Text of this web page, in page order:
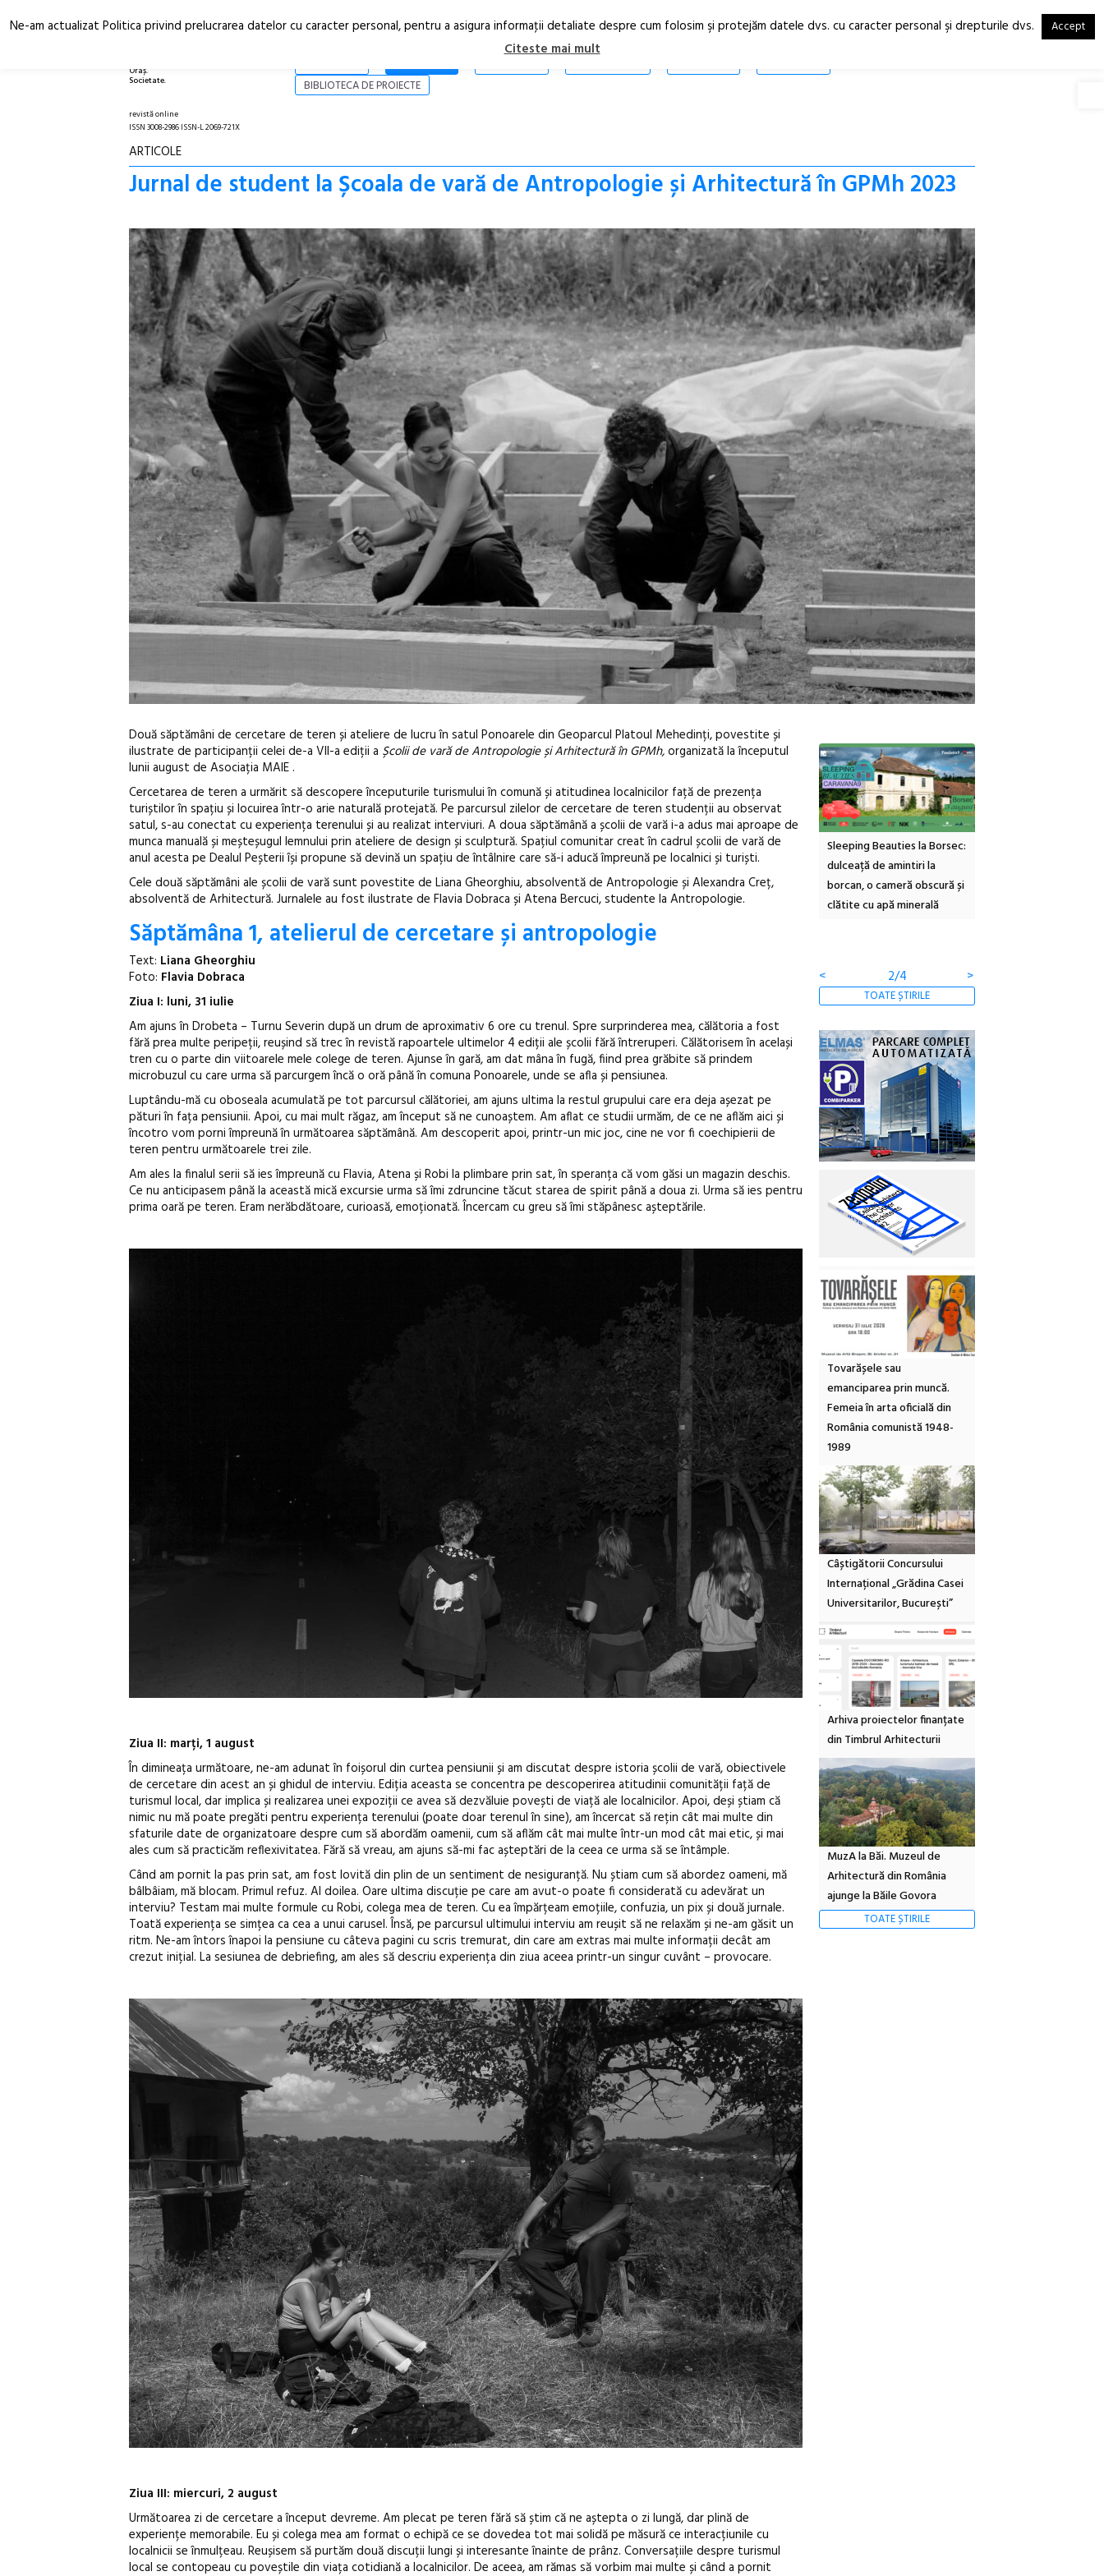
Oraș.
Societate.
RO
EN
ARTICOLE
BIBLIOTECA DE PROIECTE
revistă online
ISSN 3008-2986 ISSN-L 2069-721X
ARTICOLE
Jurnal de student la Școala de vară de Antropologie și Arhitectură în GPMh 2023
Două săptămâni de cercetare de teren și ateliere de lucru în satul Ponoarele din Geoparcul Platoul Mehedinți, povestite și
ilustrate de participanții celei de-a VII-a ediții a Școlii de vară de Antropologie și Arhitectură în GPMh,organizată la începutul
lunii august de Asociația MAIE .
Cercetarea de teren a urmărit să descopere începuturile turismului în comună și atitudinea localnicilor față de prezența
turiștilor în spațiu și locuirea într-o arie naturală protejată. Pe parcursul zilelor de cercetare de teren studenții au observat
satul, s-au conectat cu experiența terenului și au realizat interviuri. A doua săptămână a școlii de vară i-a adus mai aproape de
munca manuală și meșteșugul lemnului prin ateliere de design și sculptură. Spațiul comunitar creat în cadrul școlii de vară de
anul acesta pe Dealul Peșterii își propune să devină un spațiu de întâlnire care să-i aducă împreună pe localnici și turiști.
Cele două săptămâni ale școlii de vară sunt povestite de Liana Gheorghiu, absolventă de Antropologie și Alexandra Creț,
absolventă de Arhitectură. Jurnalele au fost ilustrate de Flavia Dobraca și Atena Bercuci, studente la Antropologie.
Săptămâna 1, atelierul de cercetare și antropologie
Text: Liana Gheorghiu
Foto: Flavia Dobraca
Ziua I: luni, 31 iulie
Am ajuns în Drobeta – Turnu Severin după un drum de aproximativ 6 ore cu trenul. Spre surprinderea mea, călătoria a fost
fără prea multe peripeții, reușind să trec în revistă rapoartele ultimelor 4 ediții ale școlii fără întreruperi. Călătorisem în același
tren cu o parte din viitoarele mele colege de teren. Ajunse în gară, am dat mâna în fugă, fiind prea grăbite să prindem
microbuzul cu care urma să parcurgem încă o oră până în comuna Ponoarele, unde se afla și pensiunea.
Luptându-mă cu oboseala acumulată pe tot parcursul călătoriei, am ajuns ultima la restul grupului care era deja așezat pe
pături în fața pensiunii. Apoi, cu mai mult răgaz, am început să ne cunoaștem. Am aflat ce studii urmăm, de ce ne aflăm aici și
încotro vom porni împreună în următoarea săptămână. Am descoperit apoi, printr-un mic joc, cine ne vor fi coechipierii de
teren pentru următoarele trei zile.
Am ales la finalul serii să ies împreună cu Flavia, Atena și Robi la plimbare prin sat, în speranța că vom găsi un magazin deschis.
Ce nu anticipasem până la această mică excursie urma să îmi zdruncine tăcut starea de spirit până a doua zi. Urma să ies pentru
prima oară pe teren. Eram nerăbdătoare, curioasă, emoționată. Încercam cu greu să îmi stăpânesc așteptările.
Ziua II: marți, 1 august
În dimineața următoare, ne-am adunat în foișorul din curtea pensiunii și am discutat despre istoria școlii de vară, obiectivele
de cercetare din acest an și ghidul de interviu. Ediția aceasta se concentra pe descoperirea atitudinii comunității față de
turismul local, dar implica și realizarea unei expoziții ce avea să dezvăluie povești de viață ale localnicilor. Apoi, deși știam că
nimic nu mă poate pregăti pentru experiența terenului (poate doar terenul în sine), am încercat să rețin cât mai multe din
sfaturile date de organizatoare despre cum să abordăm oamenii, cum să aflăm cât mai multe într-un mod cât mai etic, și mai
ales cum să practicăm reflexivitatea. Fără să vreau, am ajuns să-mi fac așteptări de la ceea ce urma să se întâmple.
Când am pornit la pas prin sat, am fost lovită din plin de un sentiment de nesiguranță. Nu știam cum să abordez oameni, mă
bâlbâiam, mă blocam. Primul refuz. Al doilea. Oare ultima discuție pe care am avut-o poate fi considerată cu adevărat un
interviu? Testam mai multe formule cu Robi, colega mea de teren. Cu ea împărțeam emoțiile, confuzia, un pix și două jurnale.
Toată experiența se simțea ca cea a unui carusel. Însă, pe parcursul ultimului interviu am reușit să ne relaxăm și ne-am găsit un
ritm. Ne-am întors înapoi la pensiune cu câteva pagini cu scris tremurat, din care am extras mai multe informații decât am
crezut inițial. La sesiunea de debriefing, am ales să descriu experiența din ziua aceea printr-un singur cuvânt – provocare.
Ziua III: miercuri, 2 august
Următoarea zi de cercetare a început devreme. Am plecat pe teren fără să știm că ne aștepta o zi lungă, dar plină de
experiențe memorabile. Eu și colega mea am format o echipă ce se dovedea tot mai solidă pe măsură ce interacțiunile cu
localnicii se înmulțeau. Reușisem să purtăm două discuții lungi și interesante înainte de prânz. Conversațiile despre turismul
local se contopeau cu poveștile din viața cotidiană a localnicilor. De aceea, am rămas să vorbim mai multe și când a pornit
Sleeping Beauties la Borsec:
dulceață de amintiri la
borcan, o cameră obscură și
clătite cu apă minerală
Festivalul Strada
Armenească #10: concerte,
ateliere și întâlniri în Grădina
Botanică
<
3/4 >
TOATE ȘTIRILE
Tovarășele sau
emanciparea prin muncă.
Femeia în arta oficială din
România comunistă 1948-
1989
Câștigătorii Concursului
Internațional „Grădina Casei
Universitarilor, București”
Arhiva proiectelor finanțate
din Timbrul Arhitecturii
MuzA la Băi. Muzeul de
Arhitectură din România
ajunge la Băile Govora
TOATE ȘTIRILE
Ne-am actualizat Politica privind prelucrarea datelor cu caracter personal, pentru a asigura informaţii detaliate despre cum folosim şi protejăm datele dvs. cu caracter personal şi drepturile dvs. Accept
Citeste mai mult